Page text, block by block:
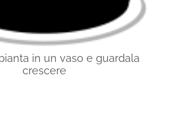
in un vaso e guardala
crescere